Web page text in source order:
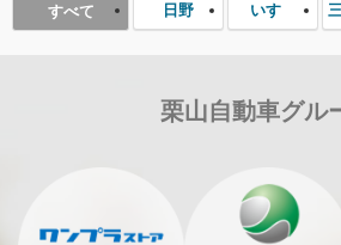
すべて 日野 いすゞ
栗山自動車グル